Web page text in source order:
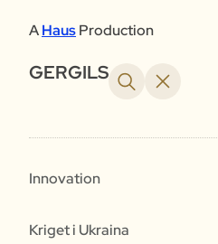
AHausProduction
GERGILS
Innovation
Kriget i Ukraina